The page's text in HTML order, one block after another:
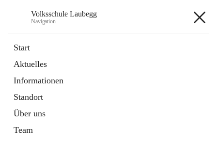
Volksschule Laubegg
Navigation
Start
Aktuelles
Informationen
Standort
Über uns
Team
Artikel
in
Tab